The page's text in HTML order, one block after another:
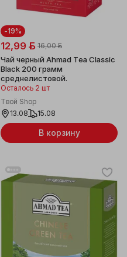
-19%
12,99 ƃ 16,00 ƃ
Чай черный Ahmad Tea Classic
Black 200 грамм
среднелистовой.
Осталось 2 шт
Твой Shop
13.08
15.08
В корзину